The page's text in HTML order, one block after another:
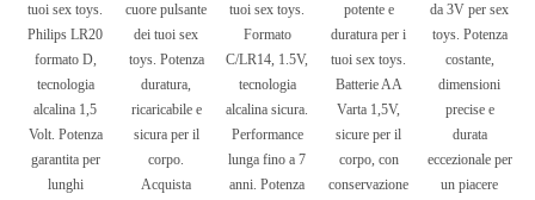
tuoi sex toys.
Philips LR20
formato D,
tecnologia
alcalina 1,5
Volt. Potenza
garantita per
lunghi
cuore pulsante
dei tuoi sex
toys. Potenza
duratura,
ricaricabile e
sicura per il
corpo.
Acquista
tuoi sex toys.
Formato
C/LR14, 1.5V,
tecnologia
alcalina sicura.
Performance
lunga fino a 7
anni. Potenza
potente e
duratura per i
tuoi sex toys.
Batterie AA
Varta 1,5V,
sicure per il
corpo, con
conservazione
da 3V per sex
toys. Potenza
costante,
dimensioni
precise e
durata
eccezionale per
un piacere